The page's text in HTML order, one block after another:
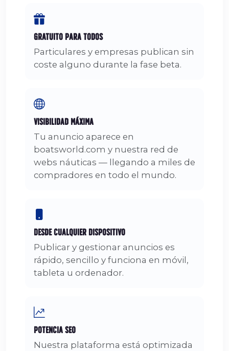
Gratuito para Todos
Particulares y empresas publican sin
coste alguno durante la fase beta.
Visibilidad Máxima
Tu anuncio aparece en
boatsworld.com y nuestra red de
webs náuticas — llegando a miles de
compradores en todo el mundo.
Desde Cualquier Dispositivo
Publicar y gestionar anuncios es
rápido, sencillo y funciona en móvil,
tableta u ordenador.
Potencia SEO
Nuestra plataforma está optimizada